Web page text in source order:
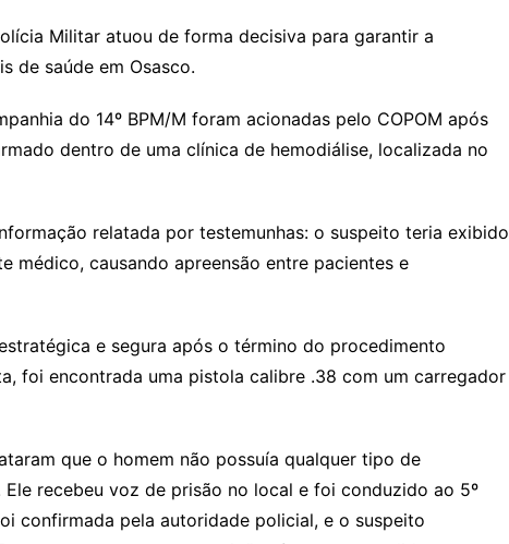
Militar atuou de forma decisiva para garantir a
de saúde em Osasco.
do 14º BPM/M foram acionadas pelo COPOM após
dentro de uma clínica de hemodiálise, localizada no
relatada por testemunhas: o suspeito teria exibido
médico, causando apreensão entre pacientes e
e segura após o término do procedimento
foi encontrada uma pistola calibre .38 com um carregador
que o homem não possuía qualquer tipo de
recebeu voz de prisão no local e foi conduzido ao 5º
confirmada pela autoridade policial, e o suspeito